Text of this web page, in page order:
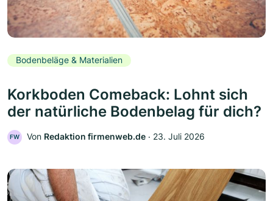
Bodenbeläge & Materialien
Korkboden Comeback: Lohnt sich
der natürliche Bodenbelag für dich?
FW Von Redaktion firmenweb.de ‧ 23. Juli 2026